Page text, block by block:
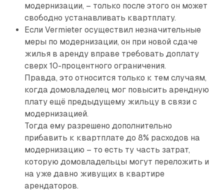
модернизации, – только после этого он может
свободно устанавливать квартплату.
Если Vermieter осуществил незначительные
меры по модернизации, он при новой сдаче
жилья в аренду вправе требовать доплату
сверх 10-процентного ограничения.
Правда, это относится только к тем случаям,
когда домовладелец мог повысить арендную
плату ещё предыдущему жильцу в связи с
модернизацией.
Тогда ему разрешено дополнительно
прибавить к квартплате до 8% расходов на
модернизацию – то есть ту часть затрат,
которую домовладельцы могут переложить и
на уже давно живущих в квартире
арендаторов.